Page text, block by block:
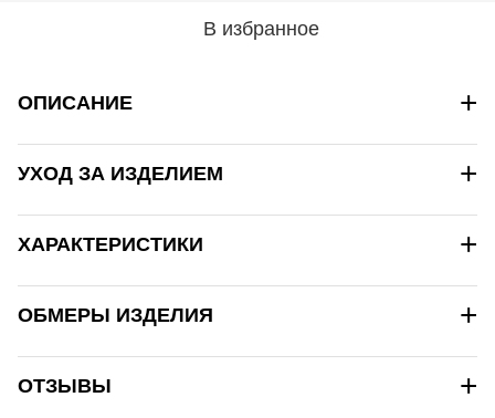
В избранное
ОПИСАНИЕ +
УХОД ЗА ИЗДЕЛИЕМ +
ХАРАКТЕРИСТИКИ +
ОБМЕРЫ ИЗДЕЛИЯ +
ОТЗЫВЫ +